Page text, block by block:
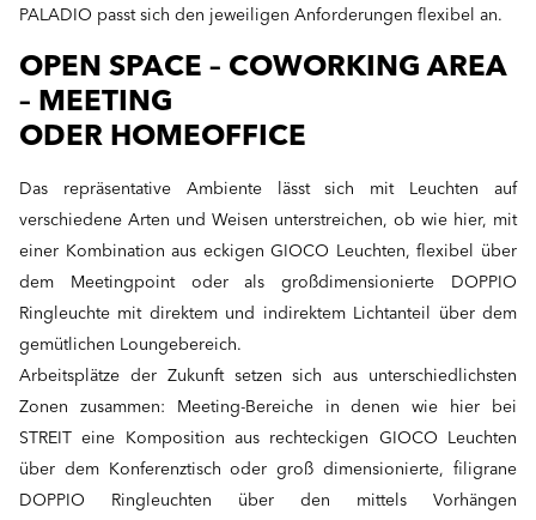
PALADIO passt sich den jeweiligen Anforderungen flexibel an.
OPEN SPACE – COWORKING AREA
– MEETING
ODER HOMEOFFICE
Das repräsentative Ambiente lässt sich mit Leuchten auf
verschiedene Arten und Weisen unterstreichen, ob wie hier, mit
einer Kombination aus eckigen GIOCO Leuchten, flexibel über
dem Meetingpoint oder als großdimensionierte DOPPIO
Ringleuchte mit direktem und indirektem Lichtanteil über dem
gemütlichen Loungebereich.
Arbeitsplätze der Zukunft setzen sich aus unterschiedlichsten
Zonen zusammen: Meeting-Bereiche in denen wie hier bei
STREIT eine Komposition aus rechteckigen GIOCO Leuchten
über dem Konferenztisch oder groß dimensionierte, filigrane
DOPPIO Ringleuchten über den mittels Vorhängen